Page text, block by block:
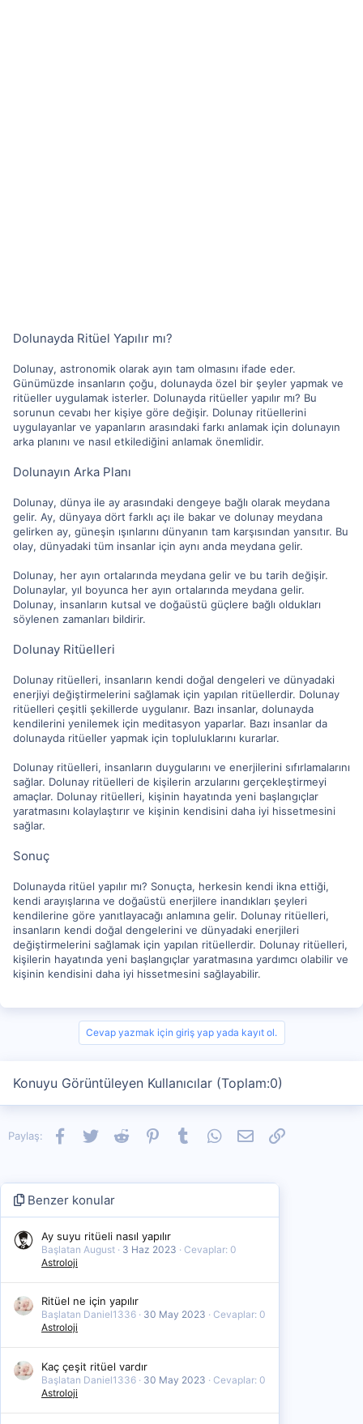
Dolunayda Ritüel Yapılır mı?
Dolunay, astronomik olarak ayın tam olmasını ifade eder.
Günümüzde insanların çoğu, dolunayda özel bir şeyler yapmak ve
ritüeller uygulamak isterler. Dolunayda ritüeller yapılır mı? Bu
sorunun cevabı her kişiye göre değişir. Dolunay ritüellerini
uygulayanlar ve yapanların arasındaki farkı anlamak için dolunayın
arka planını ve nasıl etkilediğini anlamak önemlidir.
Dolunayın Arka Planı
Dolunay, dünya ile ay arasındaki dengeye bağlı olarak meydana
gelir. Ay, dünyaya dört farklı açı ile bakar ve dolunay meydana
gelirken ay, güneşin ışınlarını dünyanın tam karşısından yansıtır. Bu
olay, dünyadaki tüm insanlar için aynı anda meydana gelir.
Dolunay, her ayın ortalarında meydana gelir ve bu tarih değişir.
Dolunaylar, yıl boyunca her ayın ortalarında meydana gelir.
Dolunay, insanların kutsal ve doğaüstü güçlere bağlı oldukları
söylenen zamanları bildirir.
Dolunay Ritüelleri
Dolunay ritüelleri, insanların kendi doğal dengeleri ve dünyadaki
enerjiyi değiştirmelerini sağlamak için yapılan ritüellerdir. Dolunay
ritüelleri çeşitli şekillerde uygulanır. Bazı insanlar, dolunayda
kendilerini yenilemek için meditasyon yaparlar. Bazı insanlar da
dolunayda ritüeller yapmak için topluluklarını kurarlar.
Dolunay ritüelleri, insanların duygularını ve enerjilerini sıfırlamalarını
sağlar. Dolunay ritüelleri de kişilerin arzularını gerçekleştirmeyi
amaçlar. Dolunay ritüelleri, kişinin hayatında yeni başlangıçlar
yaratmasını kolaylaştırır ve kişinin kendisini daha iyi hissetmesini
sağlar.
Sonuç
Dolunayda ritüel yapılır mı? Sonuçta, herkesin kendi ikna ettiği,
kendi arayışlarına ve doğaüstü enerjilere inandıkları şeyleri
kendilerine göre yanıtlayacağı anlamına gelir. Dolunay ritüelleri,
insanların kendi doğal dengelerini ve dünyadaki enerjileri
değiştirmelerini sağlamak için yapılan ritüellerdir. Dolunay ritüelleri,
kişilerin hayatında yeni başlangıçlar yaratmasına yardımcı olabilir ve
kişinin kendisini daha iyi hissetmesini sağlayabilir.
Cevap yazmak için giriş yap yada kayıt ol.
Konuyu Görüntüleyen Kullanıcılar (Toplam:0)
Paylaş: Facebook
TwitterReddit PinterestTumblrWhatsApp
E-postaLink
Benzer konular
Ay suyu ritüeli nasıl yapılır
Başlatan August 3 Haz 2023
Cevaplar: 0
Astroloji
Ritüel ne için yapılır
Başlatan Daniel1336 30 May 2023
Cevaplar: 0
Astroloji
Kaç çeşit ritüel vardır
Başlatan Daniel1336 30 May 2023
Cevaplar: 0
Astroloji